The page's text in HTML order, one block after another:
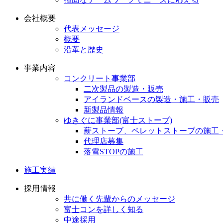
会社概要
代表メッセージ
概要
沿革と歴史
事業内容
コンクリート事業部
二次製品の製造・販売
アイランドベースの製造・施工・販売
新製品情報
ゆきぐに事業部(富士ストーブ)
薪ストーブ、ペレットストーブの施工
代理店募集
落雪STOPの施工
施工実績
採用情報
共に働く先輩からのメッセージ
富士コンを詳しく知る
中途採用